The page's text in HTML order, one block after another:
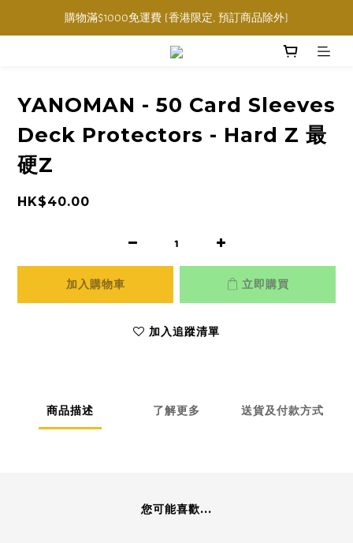
購物滿$1000免運費 (香港限定, 預訂商品除外)
購物滿$1000免運費 (香港限定, 預訂商品除外)
指定角色卡套卡盒任選三件$160
YANOMAN - 50 Card Sleeves
Deck Protectors - Hard Z 最
硬Z
HK$40.00
加入購物車 立即購買
加入追蹤清單
商品描述 了解更多 送貨及付款方式
您可能喜歡...